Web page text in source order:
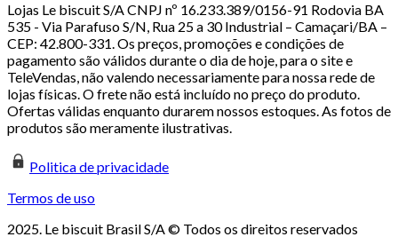
Lojas Le biscuit S/A CNPJ nº 16.233.389/0156-91 Rodovia BA
535 - Via Parafuso S/N, Rua 25 a 30 Industrial – Camaçari/BA –
CEP: 42.800-331. Os preços, promoções e condições de
pagamento são válidos durante o dia de hoje, para o site e
TeleVendas, não valendo necessariamente para nossa rede de
lojas físicas. O frete não está incluído no preço do produto.
Ofertas válidas enquanto durarem nossos estoques. As fotos de
produtos são meramente ilustrativas.
Politica de privacidade
Termos de uso
2025. Le biscuit Brasil S/A © Todos os direitos reservados